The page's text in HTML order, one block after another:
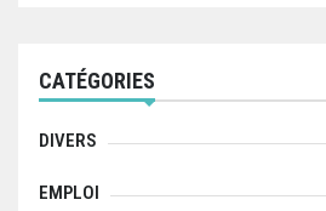
i
o
n
f
o
:
CATÉGORIES
DIVERS
EMPLOI